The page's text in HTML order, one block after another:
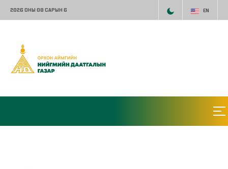
2026 ОНЫ 08 САРЫН 6 EN